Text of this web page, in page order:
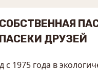
СОБСТВЕННАЯ
ПАСЕКИ ДРУЗЕЙ
1975 года в